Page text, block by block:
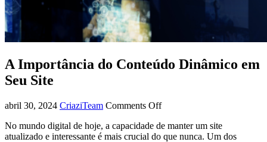
A Importância do Conteúdo Dinâmico em
Seu Site
abril 30, 2024 CriaziTeam Comments Off
No mundo digital de hoje, a capacidade de manter um site
atualizado e interessante é mais crucial do que nunca. Um dos